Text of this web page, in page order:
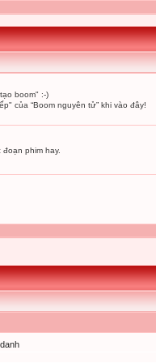
boom" :-)
của “Boom nguyên tử” khi vào đây!
phim hay.